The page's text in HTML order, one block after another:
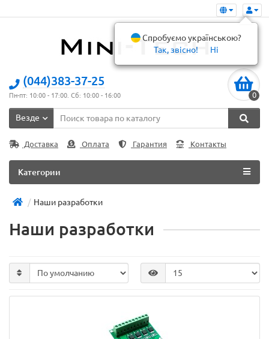
(044)383-37-25
Пн-пт: 10:00 - 17:00. Сб: 10:00 - 16:00 0
Везде
Доставка Оплата Гарантия Контакты
Категории
Наши разработки
Наши разработки
Спробуємо українською?
Так, звісно!
Ні